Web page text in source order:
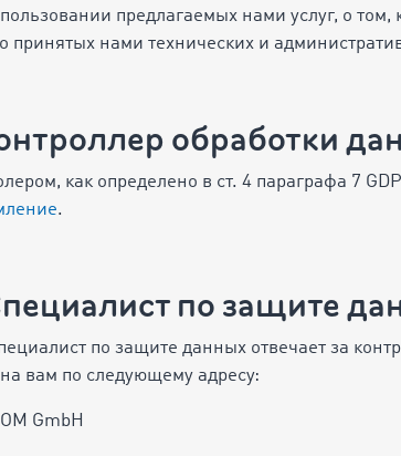
предлагаемых нами услуг, о
принятых нами технических и
обработки
как определено в ст. 4 параграфа 7
.
по защите
по защите данных отвечает за
вам по следующему адресу:
GmbH